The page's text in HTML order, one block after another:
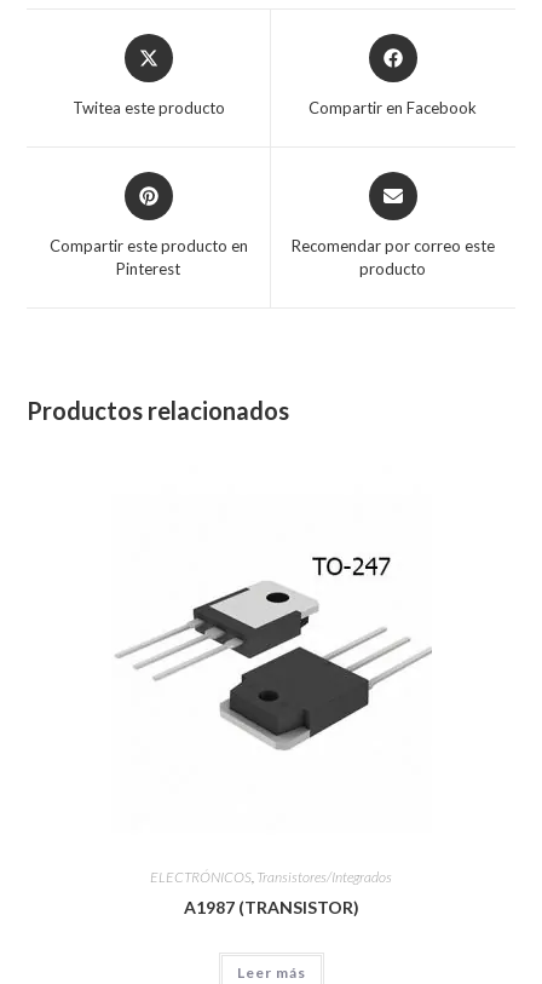
Twitea este producto Compartir en Facebook
Compartir este producto en
Pinterest
Recomendar por correo este
producto
Productos relacionados
ELECTRÓNICOS, Transistores/Integrados
A1987 (TRANSISTOR)
Leer más